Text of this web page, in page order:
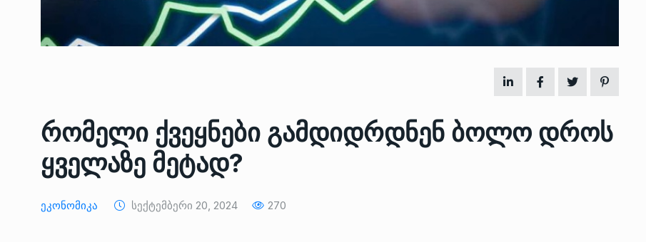
რომელი ქვეყნები გამდიდრდნენ ბოლო დროს
ყველაზე მეტად?
Ეკონომიკა Სექტემბერი 20, 2024 270
6
ოთარ შამუგია ბაქოში გამართულ
მინისტერიალზე სიტყვით…
ᲔᲙᲝᲜᲝᲛᲘᲙᲐ 10/05/2022
სამსახურის…
ᲔᲙᲝᲜᲝᲛᲘᲙᲐ 10/05/2022
8
საქართველოს რკინიგზის
დერეფნის…
11
ზურაბ აზარაშვილი:
„სოციალურად დაუცველთა
დასაქმების პროგრამაში,…
12 ᲠᲔᲒᲘᲝᲜᲔᲑᲘ 13/05/2022